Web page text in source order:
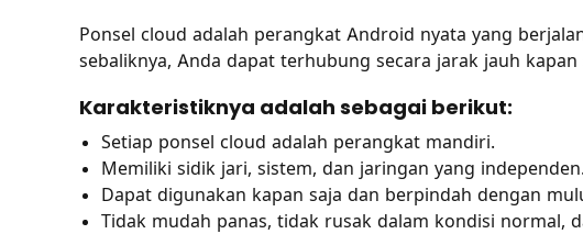
Ponsel cloud adalah perangkat Android nyata yang
sebaliknya, Anda dapat terhubung secara jarak jauh
Karakteristiknya adalah sebagai berikut:
Setiap ponsel cloud adalah perangkat mandiri.
Memiliki sidik jari, sistem, dan jaringan yang independen.
Dapat digunakan kapan saja dan berpindah dengan
Tidak mudah panas, tidak rusak dalam kondisi normal,